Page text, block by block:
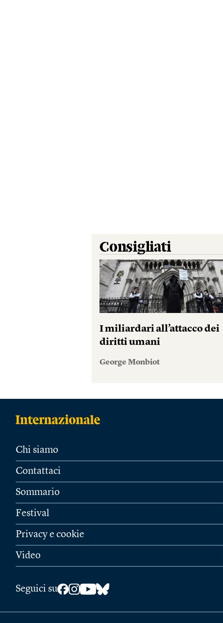
Consigliati
I miliardari all’attacco dei
diritti umani
George Monbiot
Chi siamo
Contattaci
Sommario
Festival
Privacy e cookie
Video
Seguici su